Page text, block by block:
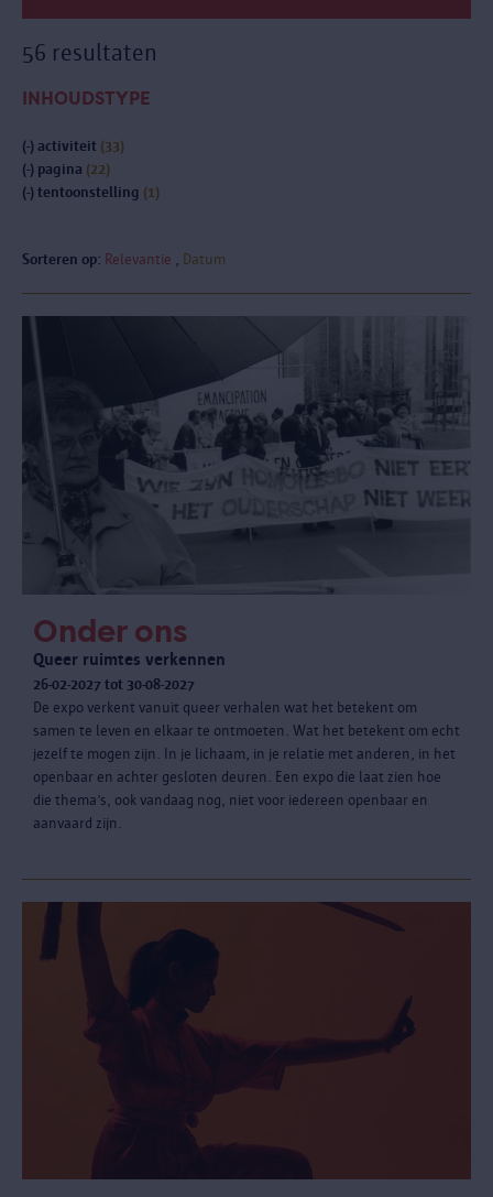
56 resultaten
INHOUDSTYPE
(-) activiteit (33)
(-) pagina (22)
(-) tentoonstelling (1)
Sorteren op: Relevantie Datum
Onder ons
Queer ruimtes verkennen
26-02-2027 tot 30-08-2027
De expo verkent vanuit queer verhalen wat het betekent om
samen te leven en elkaar te ontmoeten. Wat het betekent om echt
jezelf te mogen zijn. In je lichaam, in je relatie met anderen, in het
openbaar en achter gesloten deuren. Een expo die laat zien hoe
die thema’s, ook vandaag nog, niet voor iedereen openbaar en
aanvaard zijn.